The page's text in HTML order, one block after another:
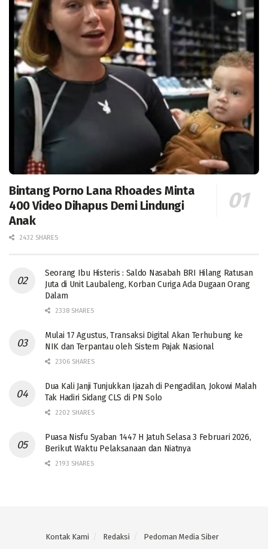
Bintang Porno Lana Rhoades Minta
400 Video Dihapus Demi Lindungi
Anak
2432 SHARES
Seorang Ibu Histeris : Saldo Nasabah BRI Hilang Ratusan
Juta di Unit Laubaleng, Korban Curiga Ada Dugaan Orang
Dalam
2338 SHARES
Mulai 17 Agustus, Transaksi Digital Akan Terhubung ke
NIK dan Terpantau oleh Sistem Pajak Nasional
2306 SHARES
Dua Kali Janji Tunjukkan Ijazah di Pengadilan, Jokowi Malah
Tak Hadiri Sidang CLS di PN Solo
2202 SHARES
Puasa Nisfu Syaban 1447 H Jatuh Selasa 3 Februari 2026,
Berikut Waktu Pelaksanaan dan Niatnya
2193 SHARES
Kontak Kami Redaksi Pedoman Media Siber